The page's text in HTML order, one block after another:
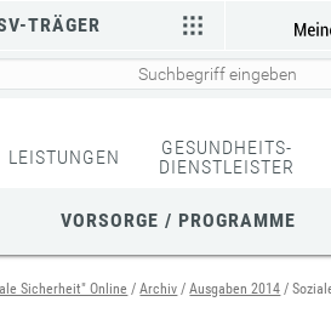
TRÄGER
LEISTUNGEN
GESUNDHEITS-
DIENSTLEISTER
VORSORGE / PROGRAMME
Sicherheit" Online Archiv Ausgaben 2014